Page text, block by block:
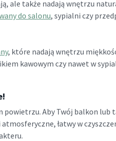
ale także nadają wnętrzu
do salonu, sypialni czy
, które nadają wnętrzu
kawowym czy nawet w
powietrzu. Aby Twój balkon lub
łatwy w